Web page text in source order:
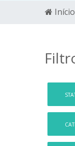
Início